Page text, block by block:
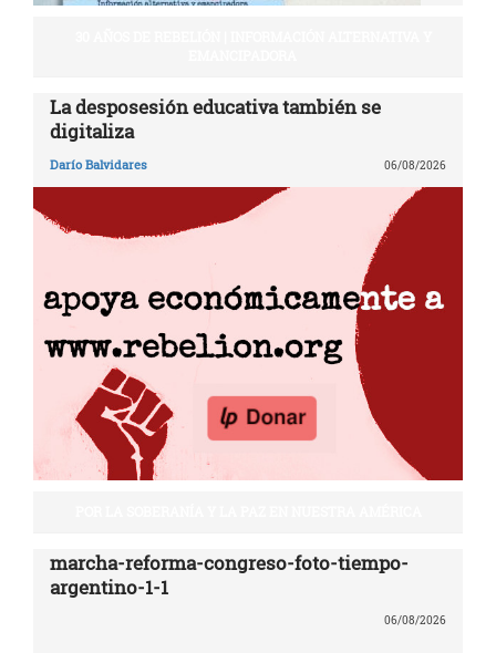
La desposesión educativa también se
digitaliza
Darío Balvidares 06/08/2026
marcha-reforma-congreso-foto-tiempo-
argentino-1-1
06/08/2026